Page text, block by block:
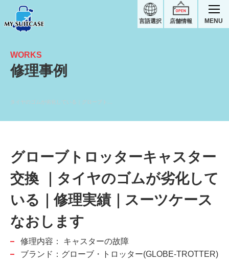
店舗情報
言語選択 MENU
WORKS
修理事例
グローブトロッターキャスター
交換 ｜タイヤのゴムが劣化して
いる｜修理実績｜スーツケース
なおします
修理内容：
キャスターの故障
ブランド：グローブ・トロッター(GLOBE-TROTTER)